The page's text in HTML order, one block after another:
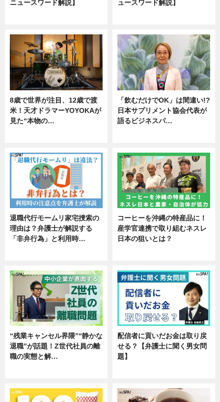
ニュースワード解説】
ュースワード解説】
8歳で世界が注目、12歳で渡
米！天才ドラマーYOYOKAが
見た“本物の…
「飲むだけでOK」は間違い!?
日本サプリメント協会代表が
語るビジネスパ…
退職代行モームリ家宅捜索の
理由は？弁護士が解説する
「非弁行為」と利用時…
コーヒーを沖縄の特産品に！
産学官連携で取り組むネスレ
日本の狙いとは？
“残業キャンセル界隈”“静かな
退職”が話題！Z世代社員の離
職の実態と解…
配信者に貢いだお金は取り戻
せる？【弁護士に聞く男女問
題】